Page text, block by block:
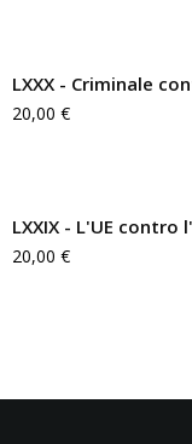
LXXX - Criminale
20,00 €
LXXIX - L'UE contro
20,00 €